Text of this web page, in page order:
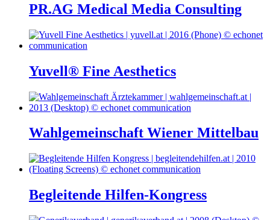
PR.AG Medical Media Consulting
Yuvell® Fine Aesthetics
Wahlgemeinschaft Wiener Mittelbau
Begleitende Hilfen-Kongress